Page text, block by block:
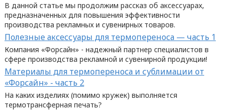
В данной статье мы продолжим рассказ об аксессуарах,
предназначенных для повышения эффективности
производства рекламных и сувенирных товаров.
Полезные аксессуары для термопереноса — часть 1
Компания «Форсайн» - надежный партнер специалистов в
сфере производства рекламной и сувенирной продукции!
Материалы для термопереноса и сублимации от
«Форсайн» - часть 2
На каких изделиях (помимо кружек) выполняется
термотрансферная печать?